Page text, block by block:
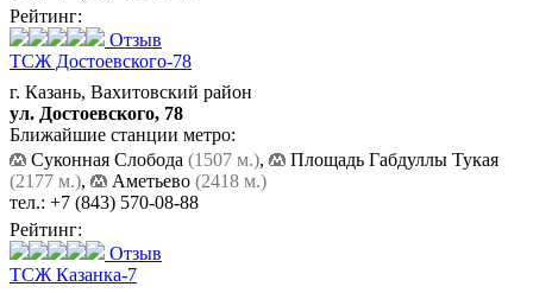
Рейтинг:
Отзыв
ТСЖ Достоевского-78
г. Казань, Вахитовский район
ул. Достоевского, 78
Ближайшие станции метро:
Суконная Слобода (1507 м.),
Площадь Габдуллы Тукая
(2177 м.), Аметьево (2418 м.)
тел.: +7 (843) 570-08-88
Рейтинг:
Отзыв
ТСЖ Казанка-7